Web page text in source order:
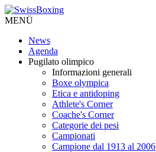
MENÜ
News
Agenda
Pugilato olimpico
Informazioni generali
Boxe olympica
Etica e antidoping
Athlete's Corner
Coache's Corner
Categorie dei pesi
Campionati
Campione dal 1913 al 2006